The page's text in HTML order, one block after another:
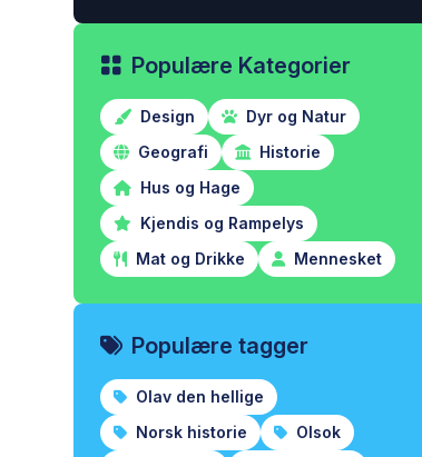
Populære Kategorier
Design
Dyr og Natur
Geografi
Historie
Hus og Hage
Kjendis og Rampelys
Mat og Drikke
Mennesket
Populære tagger
Olav den hellige
Norsk historie
Olsok